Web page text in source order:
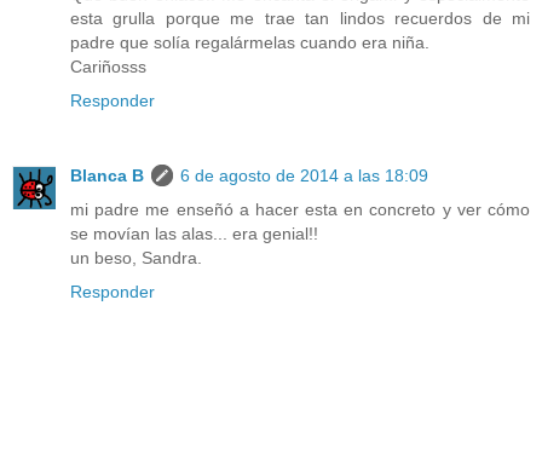
esta grulla porque me trae tan lindos recuerdos de mi
padre que solía regalármelas cuando era niña.
Cariñosss
Responder
Blanca B
6 de agosto de 2014 a las 18:09
mi padre me enseñó a hacer esta en concreto y ver cómo
se movían las alas... era genial!!
un beso, Sandra.
Responder